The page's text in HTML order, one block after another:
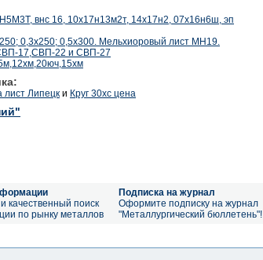
внс 16, 10х17н13м2т, 14х17н2, 07х16н6ш, эп
0,3х250; 0,5х300. Мельхиоровый лист МН19.
17,СВП-22 и СВП-27
лист Липецк и Круг 30хс цена
качественный поиск
по рынку металлов
Подписка на журнал
Оформите подписку на журнал
"Металлургический бюллетень"!